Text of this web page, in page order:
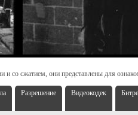
со сжатием, они представлены для
Разрешение Видеокодек